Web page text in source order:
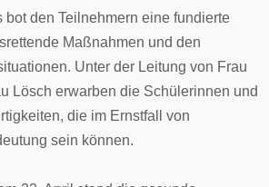
bot den Teilnehmern eine fundierte
Maßnahmen und den
Unter der Leitung von Frau
Lösch erwarben die Schülerinnen und
die im Ernstfall von
sein können.